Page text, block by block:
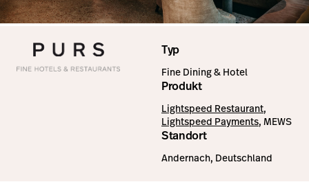
Typ
Fine Dining & Hotel
Produkt
Lightspeed Restaurant,
Lightspeed Payments, MEWS
Standort
Andernach, Deutschland